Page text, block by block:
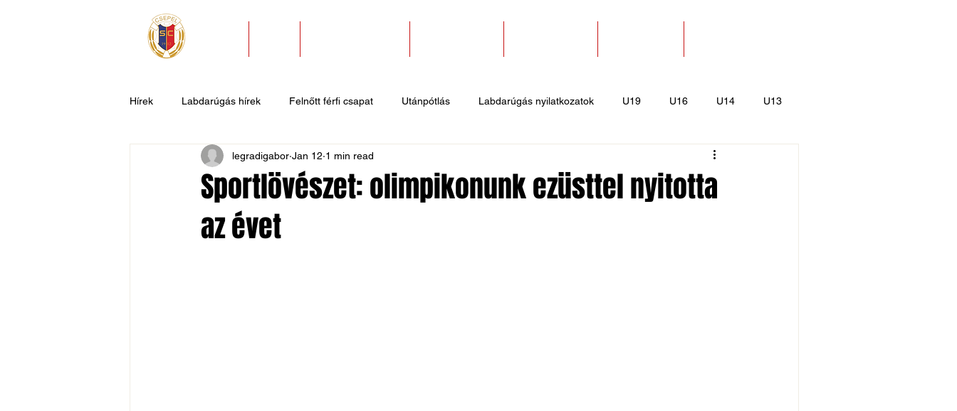
Hírek Labdarúgás hírek Felnőtt férfi csapat Utánpótlás Labdarúgás nyilatkozatok U19 U16 U14 U13
U9 U7 Evezős hírek Kajak-Kenu
Csepel SC II Általános hírek
Sportlövészet: olimpikonunk ezüsttel nyitotta
az évet
legradigabor Jan 12 1 min read